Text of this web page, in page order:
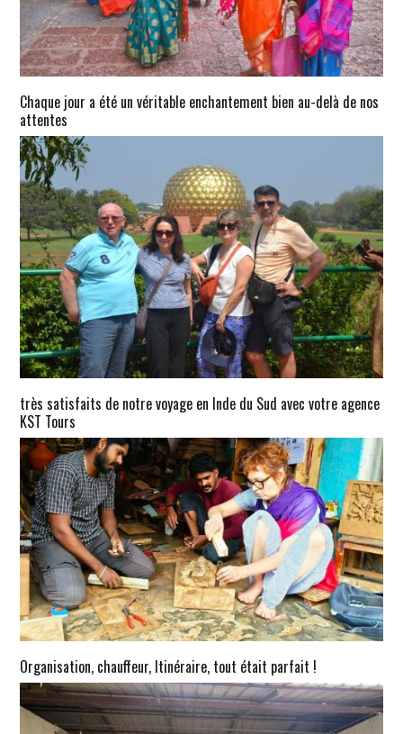
Chaque jour a été un véritable enchantement bien au-delà de nos
attentes
très satisfaits de notre voyage en Inde du Sud avec votre agence
KST Tours
Organisation, chauffeur, Itinéraire, tout était parfait !